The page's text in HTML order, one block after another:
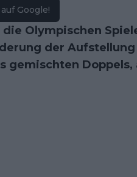
Google!
Olympischen
der
gemischten Doppels,